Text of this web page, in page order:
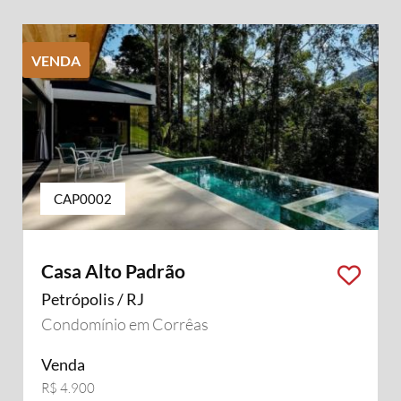
VENDA
CAP0002
Casa Alto Padrão
Petrópolis / RJ
Condomínio em Corrêas
Venda
R$ 4.900